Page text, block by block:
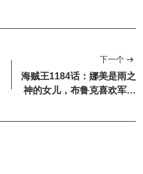
下一个
海贼王1184话：娜美是雨之
神的女儿，布鲁克喜欢军子